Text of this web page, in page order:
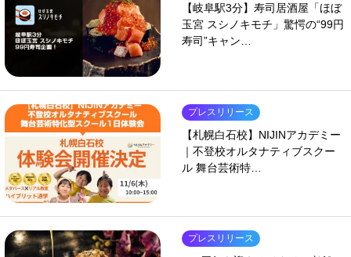
【岐阜駅3分】寿司居酒屋「ほぼ
玉宮 スシノキモチ」驚愕の“99円
寿司”キャン…
プレスリリース
【札幌白石校】NIJINアカデミー
｜不登校オルタナティブスクー
ル 舞台芸術特…
プレスリリース